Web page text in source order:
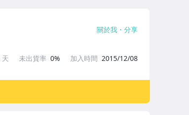
關於我 分享
天 未出貨率 0% 加入時間 2015/12/08